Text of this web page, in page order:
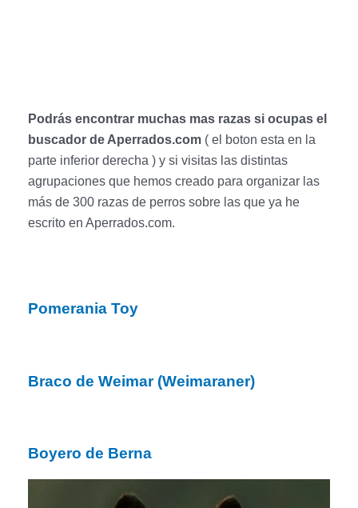
Podrás encontrar muchas mas razas si ocupas el
buscador de Aperrados.com( el boton esta en la
parte inferior derecha ) y si visitas las distintas
agrupaciones que hemos creado para organizar las
más de 300 razas de perros sobre las que ya he
escrito en Aperrados.com.
Pomerania Toy
Braco de Weimar (Weimaraner)
Boyero de Berna